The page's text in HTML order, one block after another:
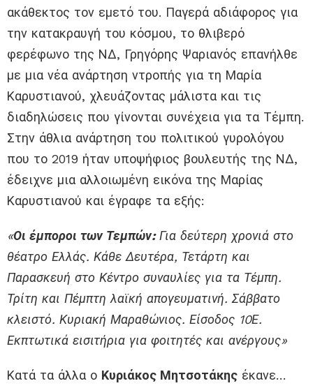
ακάθεκτος τον εμετό του. Παγερά αδιάφορος για
την κατακραυγή του κόσμου, το θλιβερό
φερέφωνο της ΝΔ, Γρηγόρης Ψαριανός επανήλθε
με μια νέα ανάρτηση ντροπής για τη Μαρία
Καρυστιανού, χλευάζοντας μάλιστα και τις
διαδηλώσεις που γίνονται συνέχεια για τα Τέμπη.
Στην άθλια ανάρτηση του πολιτικού γυρολόγου
που το 2019 ήταν υποψήφιος βουλευτής της ΝΔ,
έδειχνε μια αλλοιωμένη εικόνα της Μαρίας
Καρυστιανού και έγραφε τα εξής:
«Οι έμποροι των Τεμπών:Για δεύτερη χρονιά στο
θέατρο Ελλάς. Κάθε Δευτέρα, Τετάρτη και
Παρασκευή στο Κέντρο συναυλίες για τα Τέμπη.
Τρίτη και Πέμπτη λαϊκή απογευματινή. Σάββατο
κλειστό. Κυριακή Μαραθώνιος. Είσοδος 10Ε.
Εκπτωτικά εισιτήρια για φοιτητές και ανέργους»
Κατά τα άλλα ο Κυριάκος Μητσοτάκης έκανε…